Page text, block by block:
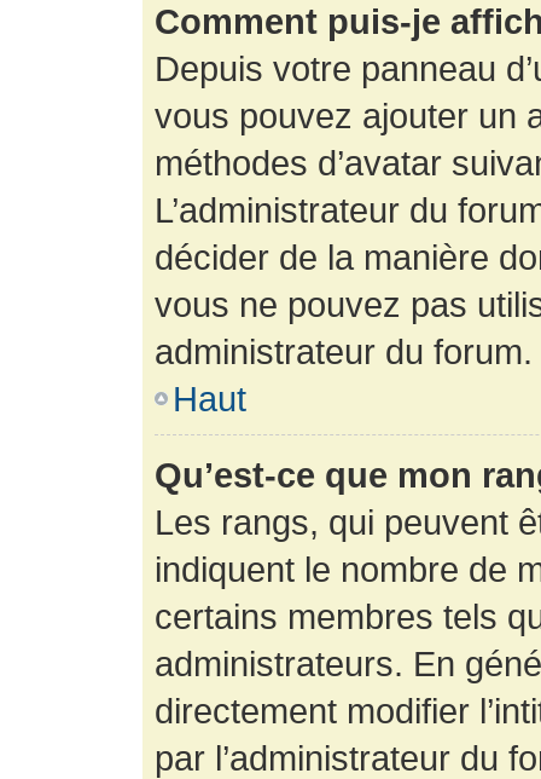
Comment puis-je
Depuis votre panneau
vous pouvez ajouter un
méthodes d’avatar
L’administrateur du
décider de la manière
vous ne pouvez pas
administrateur du forum.
Haut
Qu’est-ce que mon
Les rangs, qui peuvent
indiquent le nombre de
certains membres tels
administrateurs. En
directement modifier
par l’administrateur du